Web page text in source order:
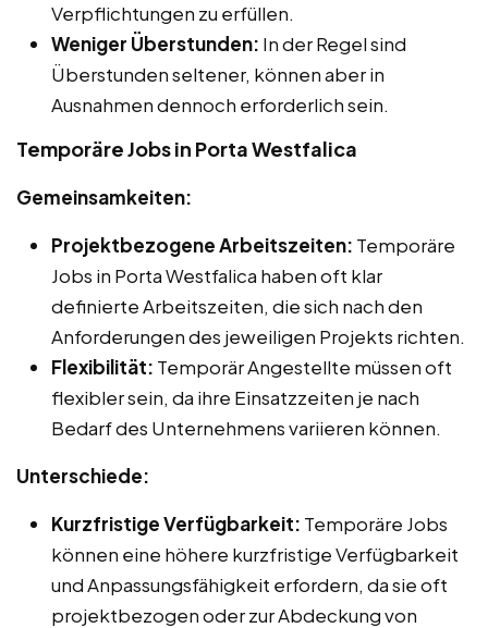
Verpflichtungen zu erfüllen.
Weniger Überstunden: In der Regel sind
Überstunden seltener, können aber in
Ausnahmen dennoch erforderlich sein.
Temporäre Jobs in Porta Westfalica
Gemeinsamkeiten:
Projektbezogene Arbeitszeiten: Temporäre
Jobs in Porta Westfalica haben oft klar
definierte Arbeitszeiten, die sich nach den
Anforderungen des jeweiligen Projekts richten.
Flexibilität: Temporär Angestellte müssen oft
flexibler sein, da ihre Einsatzzeiten je nach
Bedarf des Unternehmens variieren können.
Unterschiede:
Kurzfristige Verfügbarkeit: Temporäre Jobs
können eine höhere kurzfristige Verfügbarkeit
und Anpassungsfähigkeit erfordern, da sie oft
projektbezogen oder zur Abdeckung von